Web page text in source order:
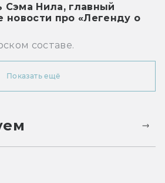
Сэма Нила, главный
новости про «Легенду о
составе.
Показать ещё